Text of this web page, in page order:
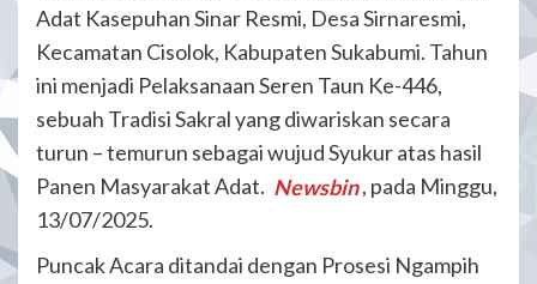
Adat Kasepuhan Sinar Resmi, Desa Sirnaresmi,
Kecamatan Cisolok, Kabupaten Sukabumi. Tahun
ini menjadi Pelaksanaan Seren Taun Ke-446,
sebuah Tradisi Sakral yang diwariskan secara
turun – temurun sebagai wujud Syukur atas hasil
Panen Masyarakat Adat. Newsbin , pada Minggu,
13/07/2025.
Puncak Acara ditandai dengan Prosesi Ngampih